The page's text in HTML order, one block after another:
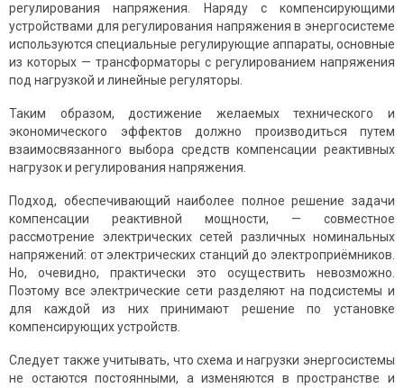
регулирования напряжения. Наряду с компенсирующими
устройствами для регулирования напряжения в энергосистеме
используются специальные регулирующие аппараты, основные
из которых — трансформаторы с регулированием напряжения
под нагрузкой и линейные регуляторы.
Таким образом, достижение желаемых технического и
экономического эффектов должно производиться путем
взаимосвязанного выбора средств компенсации реактивных
нагрузок и регулирования напряжения.
Подход, обеспечивающий наиболее полное решение задачи
компенсации реактивной мощности, — совместное
рассмотрение электрических сетей различных номинальных
напряжений: от электрических станций до электроприёмников.
Но, очевидно, практически это осуществить невозможно.
Поэтому все электрические сети разделяют на подсистемы и
для каждой из них принимают решение по установке
компенсирующих устройств.
Следует также учитывать, что схема и нагрузки энергосистемы
не остаются постоянными, а изменяются в пространстве и